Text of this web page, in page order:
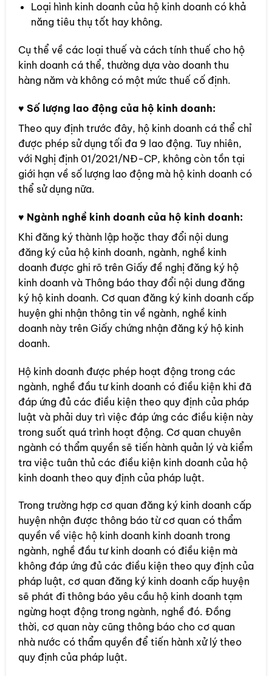
Loại hình kinh doanh của hộ kinh doanh có khả
năng tiêu thụ tốt hay không.
Cụ thể về các loại thuế và cách tính thuế cho hộ
kinh doanh cá thể, thường dựa vào doanh thu
hàng năm và không có một mức thuế cố định.
♥ Số lượng lao động của hộ kinh doanh:
Theo quy định trước đây, hộ kinh doanh cá thể chỉ
được phép sử dụng tối đa 9 lao động. Tuy nhiên,
với Nghị định 01/2021/NĐ-CP, không còn tồn tại
giới hạn về số lượng lao động mà hộ kinh doanh có
thể sử dụng nữa.
♥ Ngành nghề kinh doanh của hộ kinh doanh:
Khi đăng ký thành lập hoặc thay đổi nội dung
đăng ký của hộ kinh doanh, ngành, nghề kinh
doanh được ghi rõ trên Giấy đề nghị đăng ký hộ
kinh doanh và Thông báo thay đổi nội dung đăng
ký hộ kinh doanh. Cơ quan đăng ký kinh doanh cấp
huyện ghi nhận thông tin về ngành, nghề kinh
doanh này trên Giấy chứng nhận đăng ký hộ kinh
doanh.
Hộ kinh doanh được phép hoạt động trong các
ngành, nghề đầu tư kinh doanh có điều kiện khi đã
đáp ứng đủ các điều kiện theo quy định của pháp
luật và phải duy trì việc đáp ứng các điều kiện này
trong suốt quá trình hoạt động. Cơ quan chuyên
ngành có thẩm quyền sẽ tiến hành quản lý và kiểm
tra việc tuân thủ các điều kiện kinh doanh của hộ
kinh doanh theo quy định của pháp luật.
Trong trường hợp cơ quan đăng ký kinh doanh cấp
huyện nhận được thông báo từ cơ quan có thẩm
quyền về việc hộ kinh doanh kinh doanh trong
ngành, nghề đầu tư kinh doanh có điều kiện mà
không đáp ứng đủ các điều kiện theo quy định của
pháp luật, cơ quan đăng ký kinh doanh cấp huyện
sẽ phát đi thông báo yêu cầu hộ kinh doanh tạm
ngừng hoạt động trong ngành, nghề đó. Đồng
thời, cơ quan này cũng thông báo cho cơ quan
nhà nước có thẩm quyền để tiến hành xử lý theo
quy định của pháp luật.